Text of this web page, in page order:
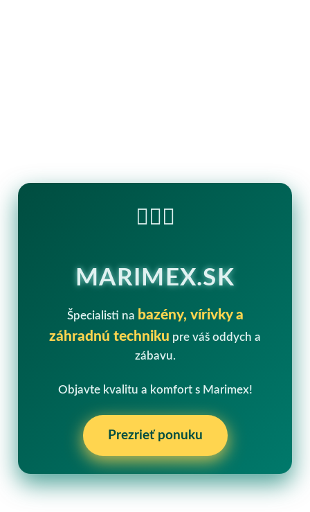
🏊‍♂️💧
MARIMEX.SK
Špecialisti na bazény, vírivky a
záhradnú techniku pre váš oddych a
zábavu.
Objavte kvalitu a komfort s Marimex!
Prezrieť ponuku